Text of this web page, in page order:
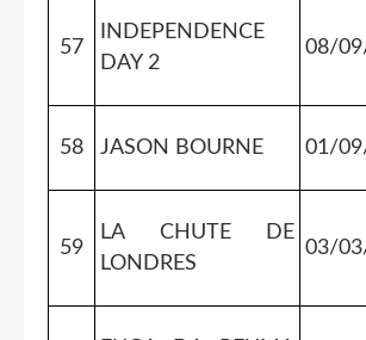
57
INDEPENDENCE
DAY 2
08/
58 JASON BOURNE 01/
59
LA CHUTE DE
LONDRES
03/